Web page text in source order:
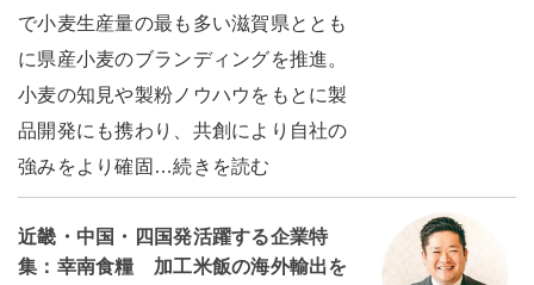
で小麦生産量の最も多い滋賀県ととも
に県産小麦のブランディングを推進。
小麦の知見や製粉ノウハウをもとに製
品開発にも携わり、共創により自社の
強みをより確固…続きを読む
近畿・中国・四国発活躍する企業特
集：幸南食糧 加工米飯の海外輸出を